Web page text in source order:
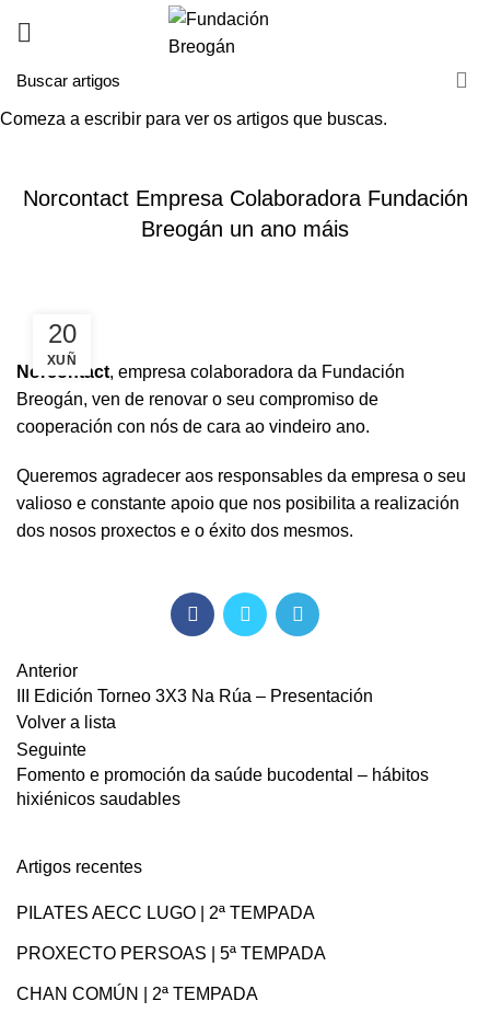
HOME NOVAS
Norcontact Empresa Colaboradora Fundación
Breogán un ano máis
20
XUÑ
Norcontact, empresa colaboradora da Fundación
Breogán, ven de renovar o seu compromiso de
cooperación con nós de cara ao vindeiro ano.
Queremos agradecer aos responsables da empresa o seu
valioso e constante apoio que nos posibilita a realización
dos nosos proxectos e o éxito dos mesmos.
Anterior
III Edición Torneo 3X3 Na Rúa – Presentación
Volver a lista
Seguinte
Fomento e promoción da saúde bucodental – hábitos
hixiénicos saudables
Artigos recentes
PILATES AECC LUGO | 2ª TEMPADA
PROXECTO PERSOAS | 5ª TEMPADA
CHAN COMÚN | 2ª TEMPADA
Comeza a escribir para ver os artigos que buscas.